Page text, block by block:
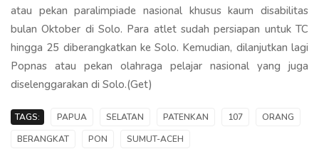
atau pekan paralimpiade nasional khusus kaum disabilitas
bulan Oktober di Solo. Para atlet sudah persiapan untuk TC
hingga 25 diberangkatkan ke Solo. Kemudian, dilanjutkan lagi
Popnas atau pekan olahraga pelajar nasional yang juga
diselenggarakan di Solo.(Get)
TAGS: PAPUA SELATAN PATENKAN 107
ORANG
BERANGKAT
PON SUMUT-ACEH